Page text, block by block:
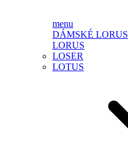
menu
DÁMSKÉ LORUS
LORUS
LOSER
LOTUS